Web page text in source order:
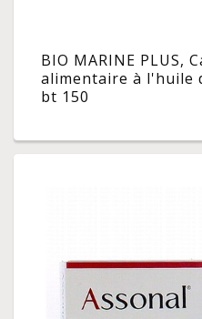
BIO MARINE PLUS,
alimentaire à l'huile
bt 150